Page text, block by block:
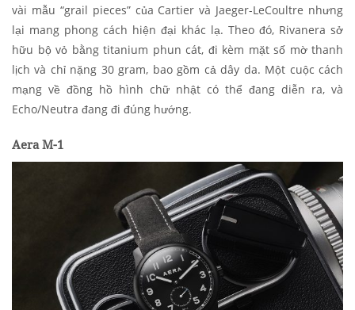
vài mẫu “grail pieces” của Cartier và Jaeger-LeCoultre nhưng
lại mang phong cách hiện đại khác lạ. Theo đó, Rivanera sở
hữu bộ vỏ bằng titanium phun cát, đi kèm mặt số mờ thanh
lịch và chỉ nặng 30 gram, bao gồm cả dây da. Một cuộc cách
mạng về đồng hồ hình chữ nhật có thể đang diễn ra, và
Echo/Neutra đang đi đúng hướng.
Aera M-1